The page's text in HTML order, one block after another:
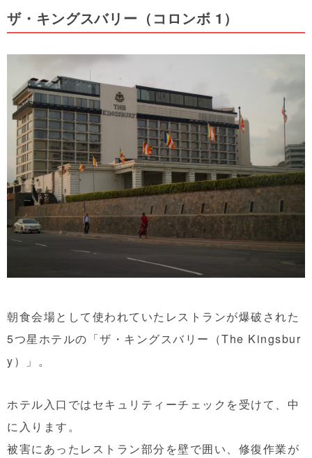
ザ・キングスバリー（コロンボ 1）
朝食会場として使われていたレストランが爆破された
5つ星ホテルの「ザ・キングスバリー（The Kingsbur
y）」。
ホテル入口ではセキュリティーチェックを受けて、中
に入ります。
被害にあったレストラン部分を壁で囲い、修復作業が